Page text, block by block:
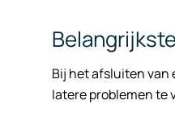
Bij het afsluiten van
latere problemen te